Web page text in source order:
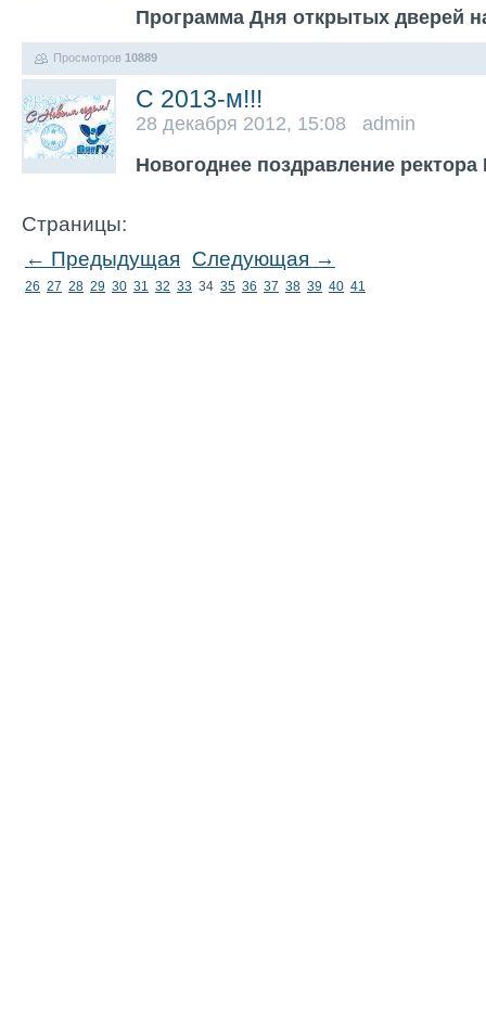
Программа Дня открытых дверей
Просмотров 10889
С 2013-м!!!
28 декабря 2012, 15:08 admin
Новогоднее поздравление
Страницы:
← Предыдущая Следующая →
26 27 28 29 30 31 32 33 34 35 36 37 38 39 40 41